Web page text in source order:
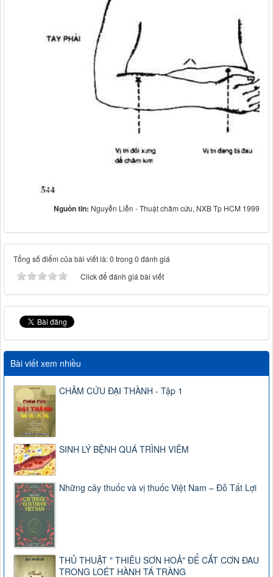
Nguồn tin: Nguyễn Liễn - Thuật châm cứu, NXB Tp HCM 1999
Tổng số điểm của bài viết là: 0 trong 0 đánh giá
Click để đánh giá bài viết
Bài viết xem nhiều
CHÂM CỨU ĐẠI THÀNH - Tập 1
SINH LÝ BỆNH QUÁ TRÌNH VIÊM
Những cây thuốc và vị thuốc Việt Nam – Đỗ Tất Lợi
THỦ THUẬT " THIÊU SƠN HOẢ" ĐỂ CẮT CƠN ĐAU
TRONG LOÉT HÀNH TÁ TRÀNG